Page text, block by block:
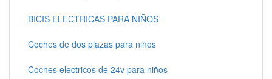
BICIS ELECTRICAS PARA NIÑOS
Coches de dos plazas para niños
Coches electricos de 24v para niños